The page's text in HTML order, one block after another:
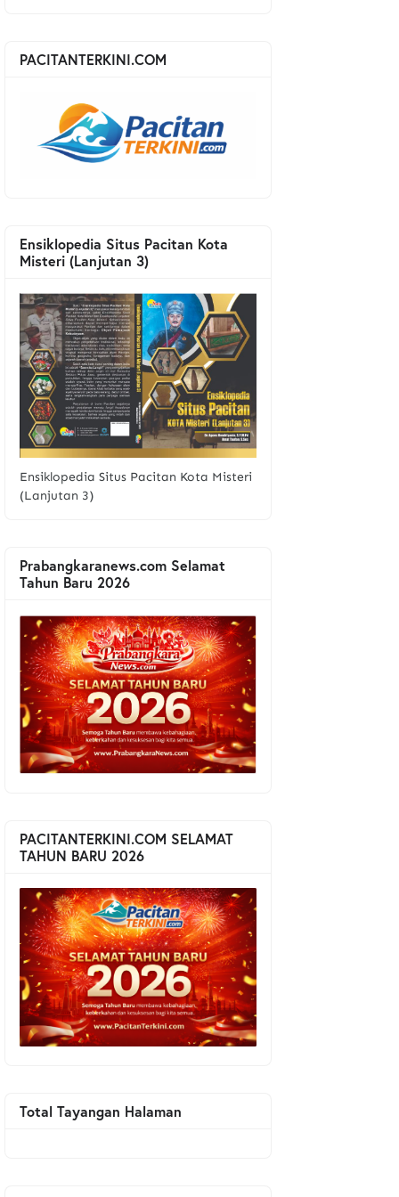
PACITANTERKINI.COM
Ensiklopedia Situs Pacitan Kota
Misteri (Lanjutan 3)
Ensiklopedia Situs Pacitan Kota Misteri
(Lanjutan 3)
Prabangkaranews.com Selamat
Tahun Baru 2026
PACITANTERKINI.COM SELAMAT
TAHUN BARU 2026
Total Tayangan Halaman